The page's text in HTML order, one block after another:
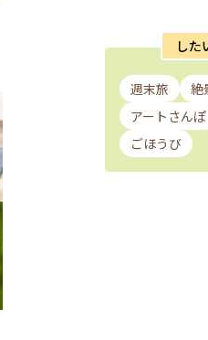
した
週末旅 絶
アートさんぽ
ごほうび